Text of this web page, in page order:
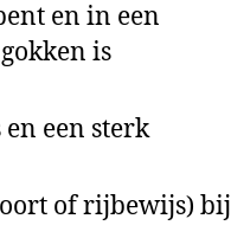
en in een
is
een sterk
of rijbewijs) bij